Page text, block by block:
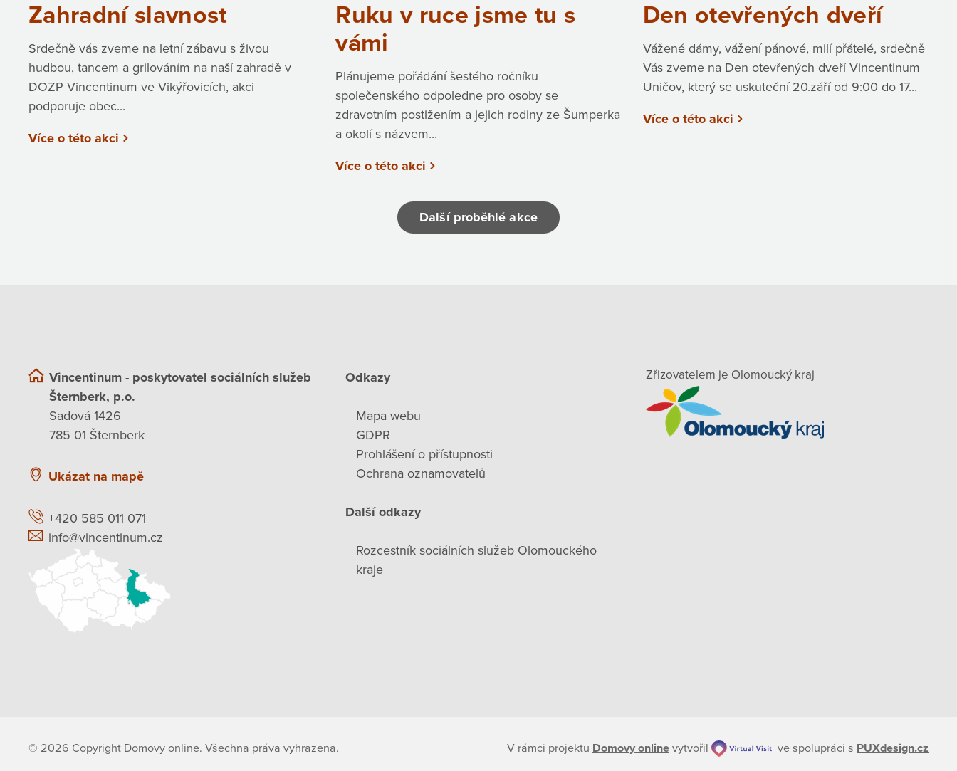
Zahradní slavnost
Srdečně vás zveme na letní zábavu s živou
hudbou, tancem a grilováním na naší zahradě v
DOZP Vincentinum ve Vikýřovicích, akci
podporuje obec...
Více o této akci
Ruku v ruce jsme tu s
vámi
Plánujeme pořádání šestého ročníku
společenského odpoledne pro osoby se
zdravotním postižením a jejich rodiny ze Šumperka
a okolí s názvem...
Více o této akci
Den otevřených dveří
Vážené dámy, vážení pánové, milí přátelé, srdečně
Vás zveme na Den otevřených dveří Vincentinum
Uničov, který se uskuteční 20.září od 9:00 do 17...
Více o této akci
Další proběhlé akce
Vincentinum - poskytovatel sociálních služeb
Šternberk, p.o.
Sadová 1426
785 01 Šternberk
Ukázat na mapě
+420 585 011 071
info@vincentinum.cz
Odkazy
Mapa webu
GDPR
Prohlášení o přístupnosti
Ochrana oznamovatelů
Další odkazy
Rozcestník sociálních služeb Olomouckého
kraje
Zřizovatelem je Olomoucký kraj
© 2026 Copyright Domovy online. Všechna práva vyhrazena. V rámci projektu Domovy online vytvořil ve spolupráci s PUXdesign.cz